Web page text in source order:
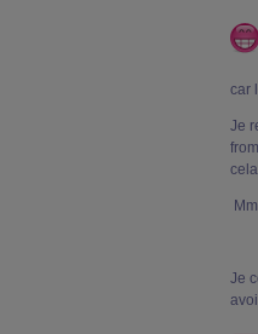
car
Je
Je